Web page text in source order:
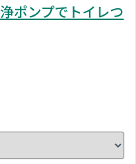
ポンプでトイレつ